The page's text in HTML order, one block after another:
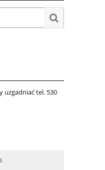
uzgadniać tel. 530